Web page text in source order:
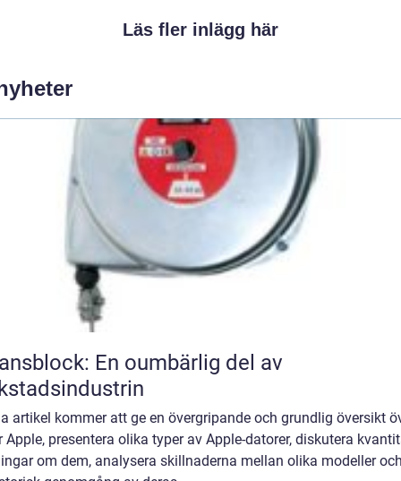
Läs fler inlägg här
En oumbärlig del av
artikel kommer att ge en övergripande och grundlig översikt
Apple, presentera olika typer av Apple-datorer, diskutera
om dem, analysera skillnaderna mellan olika modeller